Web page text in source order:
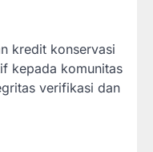
kredit konservasi
kepada komunitas
verifikasi dan